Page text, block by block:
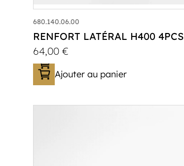
680.140.06.00
RENFORT LATÉRAL H400 4PCS
64,00€
Ajouter au panier